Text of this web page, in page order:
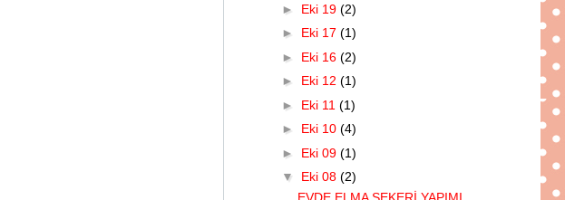
► Eki 19 (2)
► Eki 17 (1)
► Eki 16 (2)
► Eki 12 (1)
► Eki 11 (1)
► Eki 10 (4)
► Eki 09 (1)
▼ Eki 08 (2)